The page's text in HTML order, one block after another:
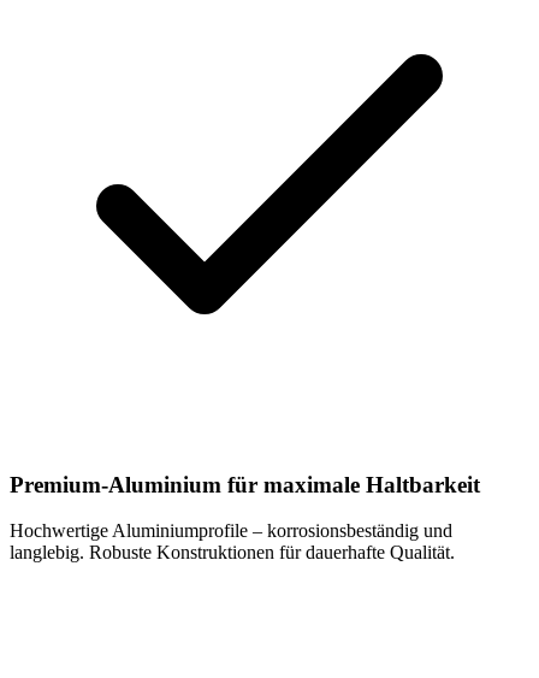
Premium-Aluminium für maximale Haltbarkeit
Hochwertige Aluminiumprofile – korrosionsbeständig und
langlebig. Robuste Konstruktionen für dauerhafte Qualität.